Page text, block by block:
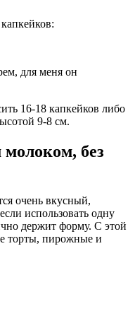
для меня он
16-18 капкейков либо
9-8 см.
без
очень вкусный,
использовать одну
держит форму. С этой
торты, пирожные и